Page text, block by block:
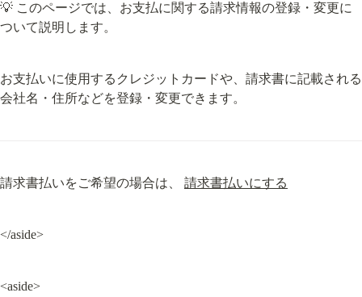
💡 このページでは、お支払に関する請求情報の登録・変更に
ついて説明します。
お支払いに使用するクレジットカードや、請求書に記載される
会社名・住所などを登録・変更できます。
請求書払いをご希望の場合は、 請求書払いにする
</aside>
<aside>